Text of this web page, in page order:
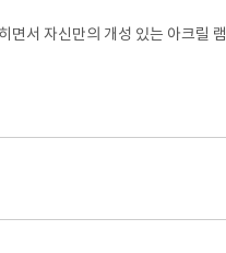
면서 자신만의 개성 있는 아크릴 램